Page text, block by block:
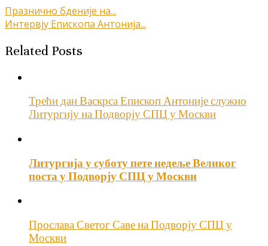
Кретање
чланка
Празнично бденије на...
Интервју Епископа Антонија...
Related Posts
Трећи дан Васкрса Епископ Антоније служио
Литургију на Подворју СПЦ у Москви
Литургија у суботу пете недеље Великог
поста у Подворју СПЦ у Москви
Прослава Светог Саве на Подворју СПЦ у
Москви